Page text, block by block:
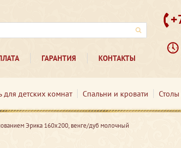
ГАРАНТИЯ КОНТАКТЫ
для детских комнат Спальни и кровати Столы
Эрика 160х200, венге/дуб молочный